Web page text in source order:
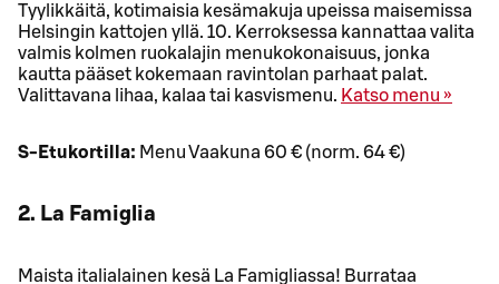
Tyylikkäitä, kotimaisia kesämakuja upeissa maisemissa
Helsingin kattojen yllä. 10. Kerroksessa kannattaa valita
valmis kolmen ruokalajin menukokonaisuus, jonka
kautta pääset kokemaan ravintolan parhaat palat.
Valittavana lihaa, kalaa tai kasvismenu. Katso menu »
S-Etukortilla: Menu Vaakuna 60 € (norm. 64 €)
2. La Famiglia
Maista italialainen kesä La Famigliassa! Burrataa